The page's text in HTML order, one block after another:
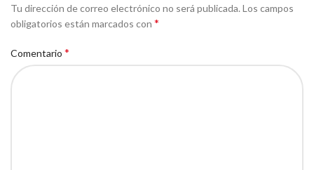
Tu dirección de correo electrónico no será publicada. Los campos
obligatorios están marcados con *
Comentario *